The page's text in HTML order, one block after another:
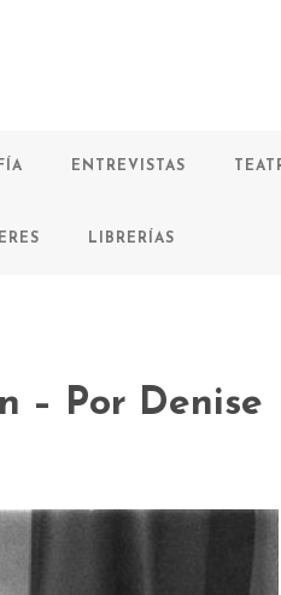
ENTREVISTAS
LIBRERÍAS
– Por Denise